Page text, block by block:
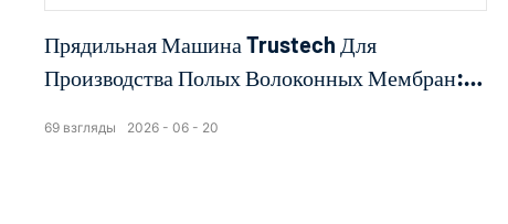
Прядильная Машина Trustech Для
Производства Полых Волоконных Мембран:
2026 06 20
69 взгляды